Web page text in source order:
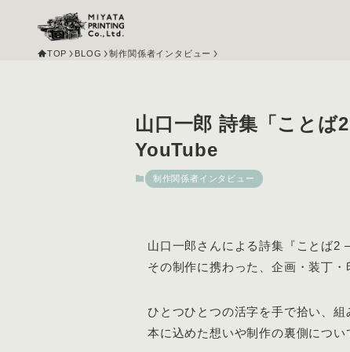
TOP BLOG 制作関係者インタビュー
山口一郎 詩集「こと
YouTube
制作関係者インタビュー
山口一郎さんによる詩集『ことば2
その制作に携わった、企画・装丁
ひとつひとつの活字を手で拾い、組
本に込めた想いや制作の裏側につい